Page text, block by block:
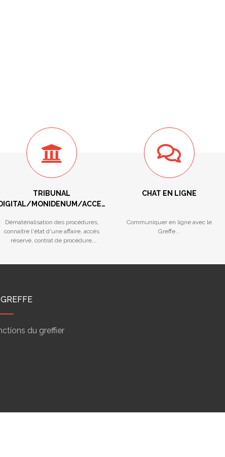
TRIBUNAL
DIGITAL/MONIDENUM/ACCES
Dématérialisation des procédures,
connaître l'état d'une affaire, accès
réservé, contrat de procédure,
CHAT EN LIGNE
Communiquer en ligne avec le
Greffe...
du greffier